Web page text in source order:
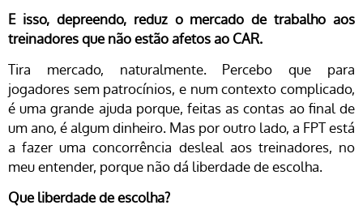
E isso, depreendo, reduz o mercado de trabalho aos
treinadores que não estão afetos ao CAR.
Tira mercado, naturalmente. Percebo que para
jogadores sem patrocínios, e num contexto complicado,
é uma grande ajuda porque, feitas as contas ao final de
um ano, é algum dinheiro. Mas por outro lado, a FPT está
a fazer uma concorrência desleal aos treinadores, no
meu entender, porque não dá liberdade de escolha.
Que liberdade de escolha?